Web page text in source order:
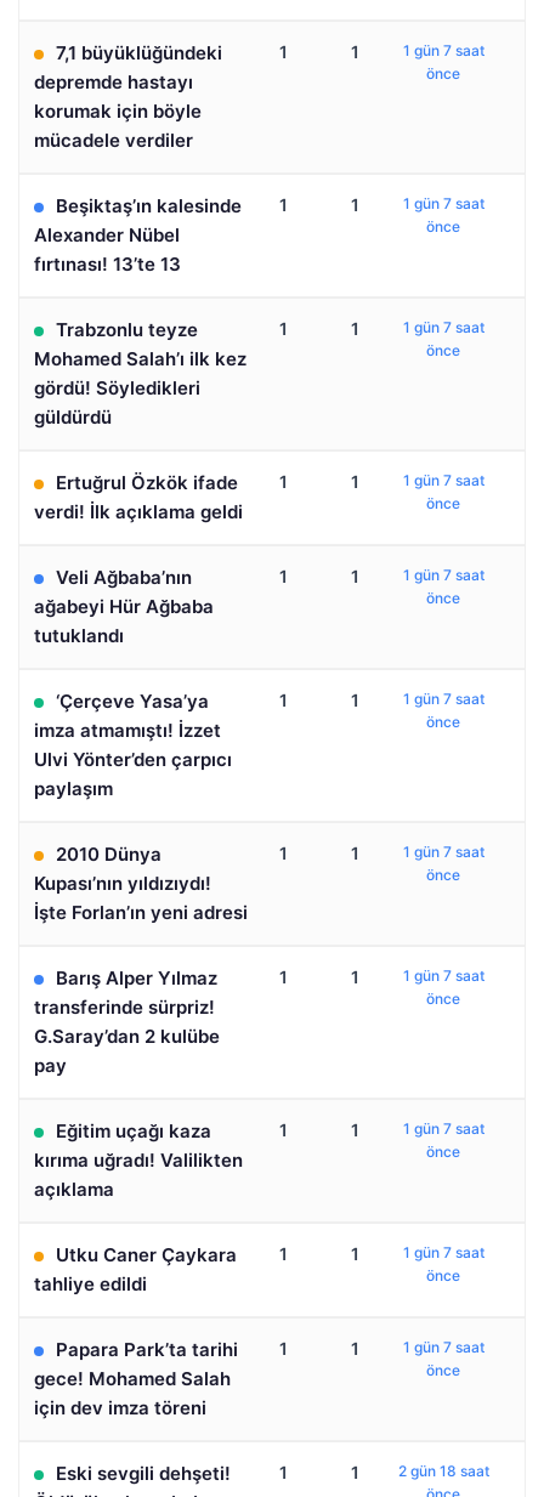
7,1 büyüklüğündeki
depremde hastayı
korumak için böyle
mücadele verdiler
1 1
1 gün 7 saat
önce
Beşiktaş’ın kalesinde
Alexander Nübel
fırtınası! 13’te 13
1 1
1 gün 7 saat
önce
Trabzonlu teyze
Mohamed Salah’ı ilk kez
gördü! Söyledikleri
güldürdü
1 1
1 gün 7 saat
önce
Ertuğrul Özkök ifade
verdi! İlk açıklama geldi
1 1
1 gün 7 saat
önce
Veli Ağbaba’nın
ağabeyi Hür Ağbaba
tutuklandı
1 1
1 gün 7 saat
önce
‘Çerçeve Yasa’ya
imza atmamıştı! İzzet
Ulvi Yönter’den çarpıcı
paylaşım
1 1
1 gün 7 saat
önce
2010 Dünya
Kupası’nın yıldızıydı!
İşte Forlan’ın yeni adresi
1 1
1 gün 7 saat
önce
Barış Alper Yılmaz
transferinde sürpriz!
G.Saray’dan 2 kulübe
pay
1 1
1 gün 7 saat
önce
Eğitim uçağı kaza
kırıma uğradı! Valilikten
açıklama
1 1
1 gün 7 saat
önce
Utku Caner Çaykara
tahliye edildi
1 1
1 gün 7 saat
önce
Papara Park’ta tarihi
gece! Mohamed Salah
için dev imza töreni
1 1
1 gün 7 saat
önce
Eski sevgili dehşeti!
1 1
2 gün 18 saat